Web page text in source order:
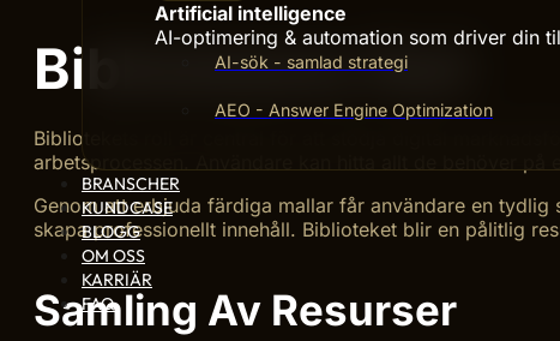
Artificial intelligence
AI-optimering & automation som driver din
AI-sök - samlad strategi
AEO - Answer Engine Optimization
BRANSCHER
KUNDCASE
BLOGG
OM OSS
KARRIÄR
FAQ
Bibliotekets Roll
Bibliotekets roll är central för att stödja digital
arbetsprocessen. Användare kan hitta allt de behöver på
Genom att erbjuda färdiga mallar får användare en
skapa professionellt innehåll. Biblioteket blir en pålitlig
Samling Av Resurser